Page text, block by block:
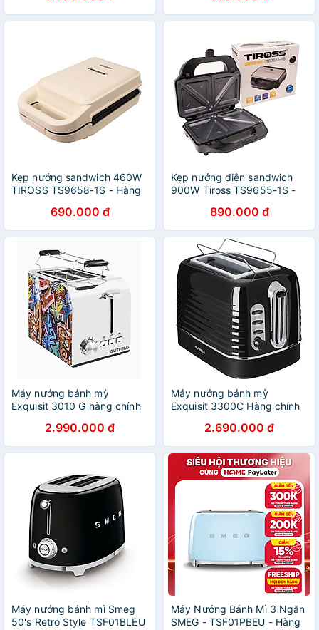
Kẹp nướng sandwich 460W
TIROSS TS9658-1S - Hàng
690.000 đ
Kẹp nướng điện sandwich
900W Tiross TS9655-1S -
890.000 đ
Máy nướng bánh mỳ
Exquisit 3010 G hàng chính
2.990.000 đ
Máy nướng bánh mỳ
Exquisit 3300C Hàng chính
2.690.000 đ
Máy nướng bánh mì Smeg
50's Retro Style TSF01BLEU
Máy Nướng Bánh Mì 3 Ngăn
SMEG - TSF01PBEU - Hàng